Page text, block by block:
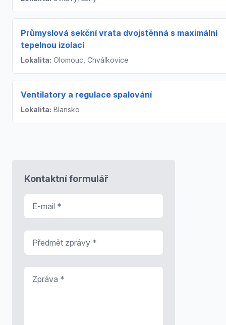
Průmyslová sekční vrata dvojstěnná s maximální
tepelnou izolací
Lokalita: Olomouc, Chválkovice
Ventilatory a regulace spalování
Lokalita: Blansko
Kontaktní formulář